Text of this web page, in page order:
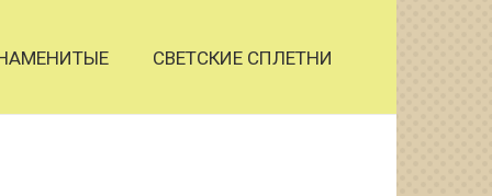
СВЕТСКИЕ СПЛЕТНИ